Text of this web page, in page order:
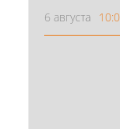
6 августа